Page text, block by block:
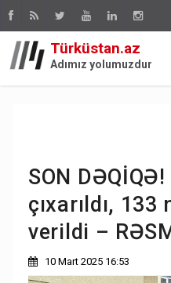
Türküstan.az
Adımız yolumuzdur
SON
çıxarıldı,
verildi –
10 Mart 2025 16:53